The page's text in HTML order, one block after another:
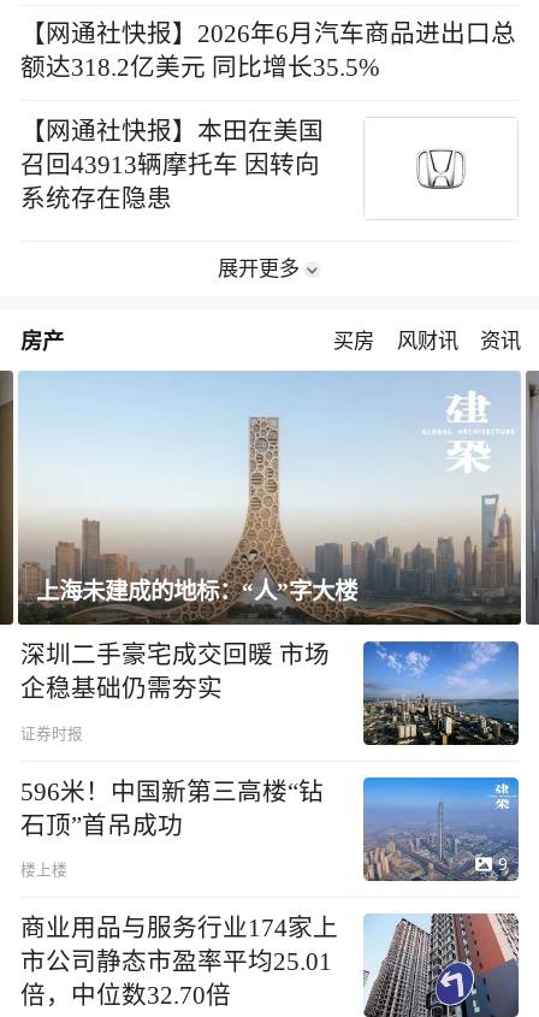
【网通社快报】2026年6月汽车商品进出口总
额达318.2亿美元 同比增长35.5%
【网通社快报】本田在美国
召回43913辆摩托车 因转向
系统存在隐患
展开更多
房产 买房 风财讯 资讯
飘窗竟然能变身全屋C位 都后悔
深圳二手豪宅成交回暖 市场
企稳基础仍需夯实
证券时报
596米！中国新第三高楼“钻
石顶”首吊成功
楼上楼 9
商业用品与服务行业174家上
市公司静态市盈率平均25.01
倍，中位数32.70倍